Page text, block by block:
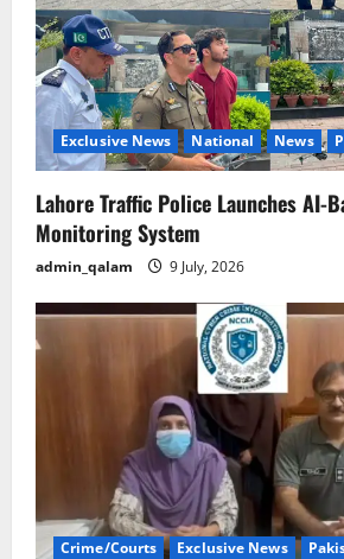
Exclusive News National News
Lahore Traffic Police Launches AI-
Monitoring System
admin_qalam 9 July, 2026
Crime/Courts Exclusive News